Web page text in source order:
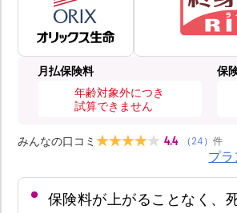
月払保険料
年齢対象外につき
試算できません
保
みんなの口コミ 4.4 （ 24 ） 件
プ
保険料が上がることなく、